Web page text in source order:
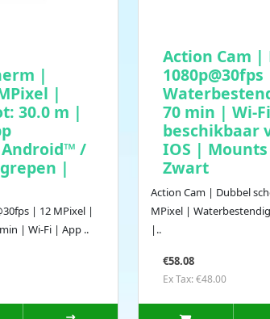
|
|
30.0 m |
/
|
| 12 MPixel |
| Wi-Fi | App ..
Action Cam |
70 min | Wi-
beschikbaar
IOS |
Zwart
Action Cam | Dubbel
MPixel |
|..
€58.08
Ex Tax: €48.00